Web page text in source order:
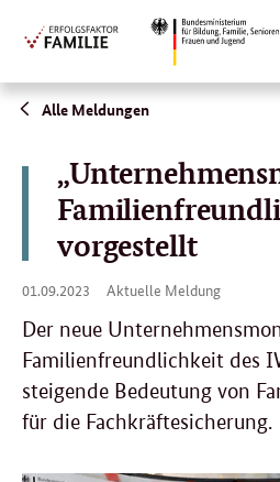
Direktlink:
Alle Meldungen
vorgestellt
01.09.2023
01.
2023
Aktuelle Meldung
Der neue
Familienfreundlichkeit des
steigende Bedeutung von
für die Fachkräftesicherung.